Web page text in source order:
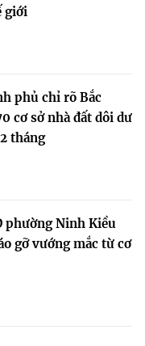
giới
phủ chỉ rõ Bắc
cơ sở nhà đất dôi dư
tháng
phường Ninh Kiều
gỡ vướng mắc từ cơ